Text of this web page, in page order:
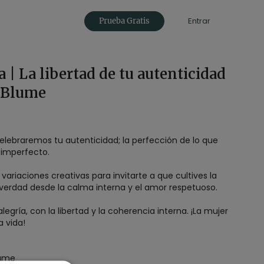
Prueba Gratis Entrar
| La libertad de tu autenticidad
tu autenticidad; la perfección de lo que
creativas para invitarte a que cultives la
desde la calma interna y el amor respetuoso.
con la libertad y la coherencia interna. ¡La mujer
vida!